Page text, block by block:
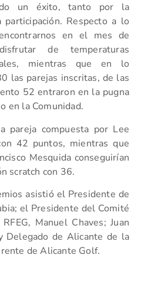
un éxito, tanto por la
Respecto a lo
en el mes de
de temperaturas
mientras que en lo
las parejas inscritas, de las
52 entraron en la pugna
en la Comunidad.
pareja compuesta por Lee
42 puntos, mientras que
Mesquida conseguirían
scratch con 36.
asistió el Presidente de
el Presidente del Comité
Manuel Chaves; Juan
Delegado de Alicante de la
de Alicante Golf.